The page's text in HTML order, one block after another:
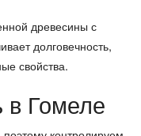
древесины с
долговечность,
свойства.
в Гомеле